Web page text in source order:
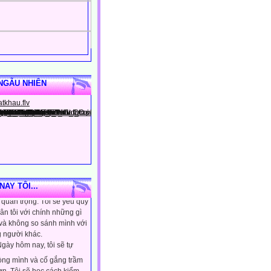
NHIÊN
TÔI...
hôm nay, tôi sẽ tin
là người đặc biệt, một
trọng. Tôi sẽ yêu quý
tôi với chính những gì
không so sánh mình với
người khác.
hôm nay, tôi sẽ tự
mình và cố gắng trầm
Tôi sẽ học cách kiểm